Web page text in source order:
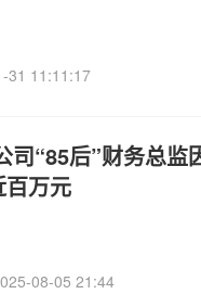
31 11:11:17
司“85后”财务总监
百万元
08-05 21:44